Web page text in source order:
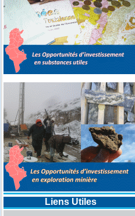
Liens Utiles